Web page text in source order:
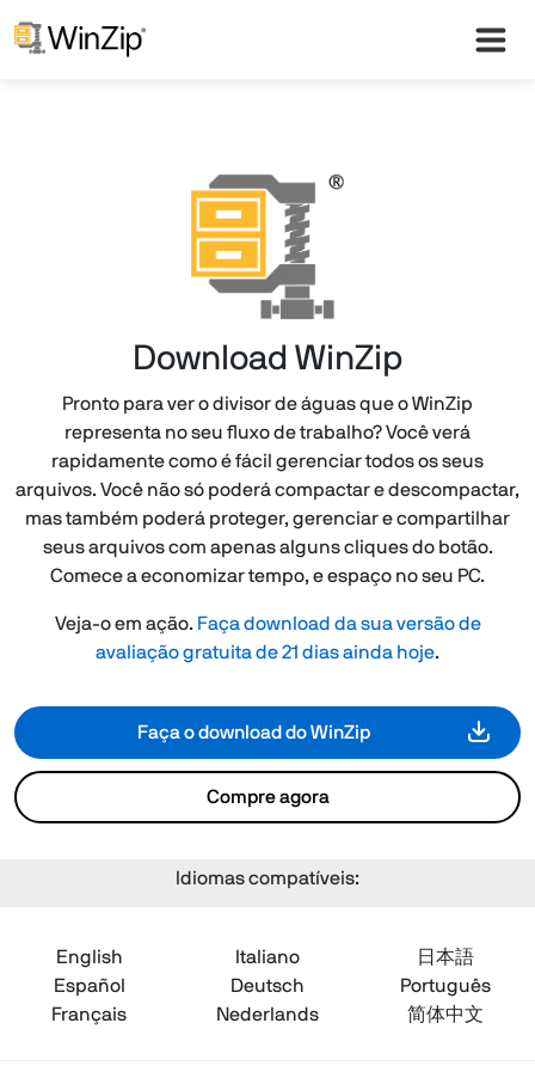
Download WinZip
Pronto para ver o divisor de águas que o WinZip
representa no seu fluxo de trabalho? Você verá
rapidamente como é fácil gerenciar todos os seus
arquivos. Você não só poderá compactar e descompactar,
mas também poderá proteger, gerenciar e compartilhar
seus arquivos com apenas alguns cliques do botão.
Comece a economizar tempo, e espaço no seu PC.
Veja-o em ação. Faça download da sua versão de
avaliação gratuita de 21 dias ainda hoje.
Faça o download do WinZip
Compre agora
Idiomas compatíveis:
English
Español
Français
Italiano
Deutsch
Nederlands
日本語
Português
简体中文